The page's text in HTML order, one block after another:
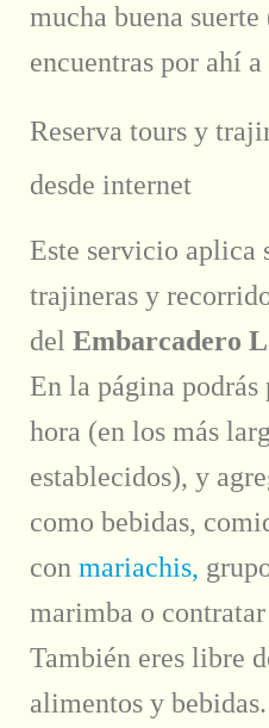
mucha buena
encuentras por ahí
Reserva tours y
desde internet
Este servicio aplica
trajineras y
del Embarcadero
En la página
hora (en los más
establecidos), y
como bebidas,
con mariachis,
marimba o
También eres libre
alimentos y bebidas.